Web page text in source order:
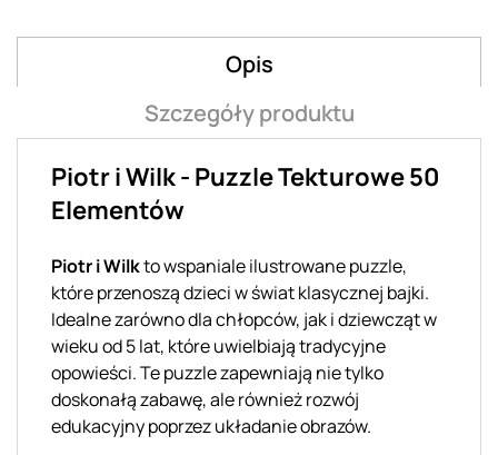
Opis
Szczegóły produktu
Piotr i Wilk - Puzzle Tekturowe 50
Elementów
Piotr i Wilkto wspaniale ilustrowane puzzle,
które przenoszą dzieci w świat klasycznej bajki.
Idealne zarówno dla chłopców, jak i dziewcząt w
wieku od 5 lat, które uwielbiają tradycyjne
opowieści. Te puzzle zapewniają nie tylko
doskonałą zabawę, ale również rozwój
edukacyjny poprzez układanie obrazów.